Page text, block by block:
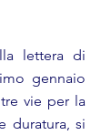
lettera di
gennaio
vie per la
duratura, si